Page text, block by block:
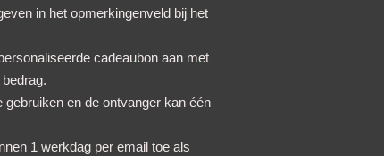
in het opmerkingenveld bij het
cadeaubon aan met
en de ontvanger kan één
1 werkdag per email toe als